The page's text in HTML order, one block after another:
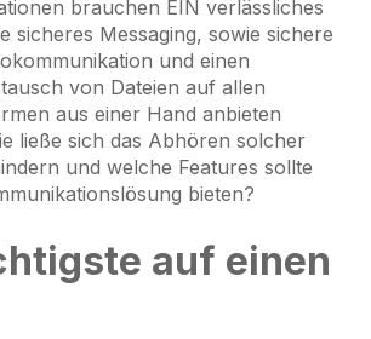
brauchen EIN verlässliches
sicheres Messaging, sowie sichere
und einen
von Dateien auf allen
aus einer Hand anbieten
ließe sich das Abhören solcher
und welche Features sollte
bieten?
auf einen